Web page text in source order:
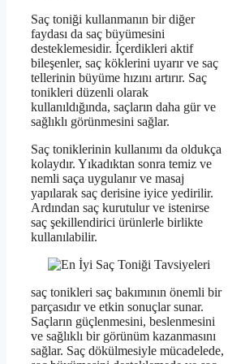
Saç toniği kullanmanın bir diğer
faydası da saç büyümesini
desteklemesidir. İçerdikleri aktif
bileşenler, saç köklerini uyarır ve saç
tellerinin büyüme hızını artırır. Saç
tonikleri düzenli olarak
kullanıldığında, saçların daha gür ve
sağlıklı görünmesini sağlar.
Saç toniklerinin kullanımı da oldukça
kolaydır. Yıkadıktan sonra temiz ve
nemli saça uygulanır ve masaj
yapılarak saç derisine iyice yedirilir.
Ardından saç kurutulur ve istenirse
saç şekillendirici ürünlerle birlikte
kullanılabilir.
saç tonikleri saç bakımının önemli bir
parçasıdır ve etkin sonuçlar sunar.
Saçların güçlenmesini, beslenmesini
ve sağlıklı bir görünüm kazanmasını
sağlar. Saç dökülmesiyle mücadelede,